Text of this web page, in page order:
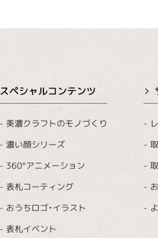
スペシャルコンテンツ
美濃クラフトのモノづくり
濃い顔シリーズ
360°アニメーション
表札コーティング
おうちロゴ・イラスト
表札イベント